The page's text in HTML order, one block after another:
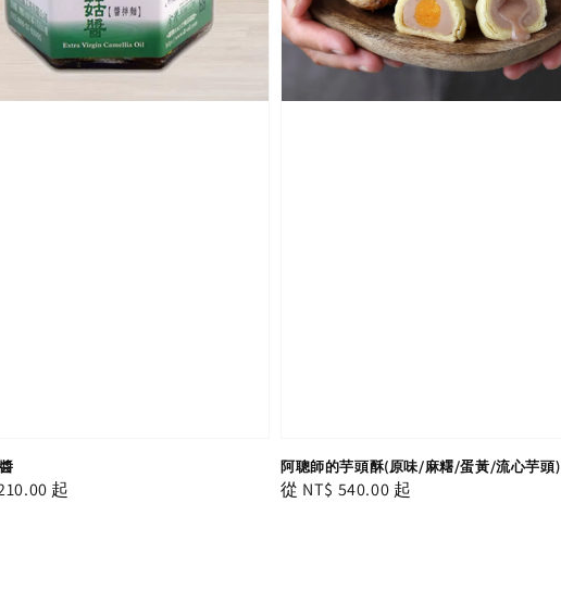
起
阿聰師的芋頭酥(原味/麻糬/蛋黃/流心芋頭)
Regular
從 NT$ 540.00 起